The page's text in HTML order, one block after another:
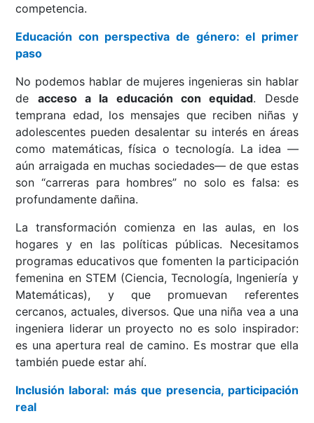
competencia.
Educación con perspectiva de género: el primer
paso
No podemos hablar de mujeres ingenieras sin hablar
de acceso a la educación con equidad. Desde
temprana edad, los mensajes que reciben niñas y
adolescentes pueden desalentar su interés en áreas
como matemáticas, física o tecnología. La idea —
aún arraigada en muchas sociedades— de que estas
son “carreras para hombres” no solo es falsa: es
profundamente dañina.
La transformación comienza en las aulas, en los
hogares y en las políticas públicas. Necesitamos
programas educativos que fomenten la participación
femenina en STEM (Ciencia, Tecnología, Ingeniería y
Matemáticas), y que promuevan referentes
cercanos, actuales, diversos. Que una niña vea a una
ingeniera liderar un proyecto no es solo inspirador:
es una apertura real de camino. Es mostrar que ella
también puede estar ahí.
Inclusión laboral: más que presencia, participación
real